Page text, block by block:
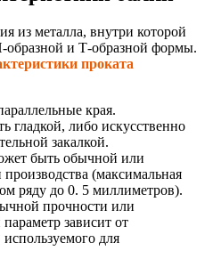
из металла, внутри которой
образной и Т-образной формы.
проката
края.
гладкой, либо искусственно
закалкой.
быть обычной или
(максимальная
ряду до 0. 5 миллиметров).
прочности или
зависит от
используемого для